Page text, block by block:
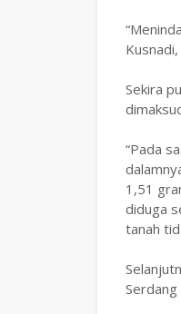
Sekira
“Pada
1,51
diduga
tanah